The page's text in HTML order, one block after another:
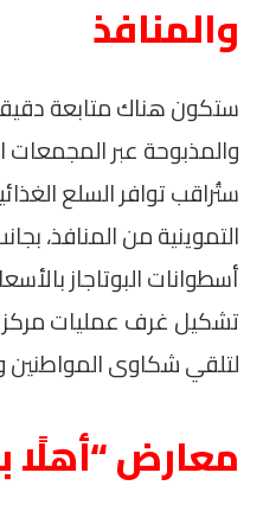
والمنافذ
ستكون هناك متابعة
والمذبوحة عبر المجمعات
ستُراقب توافر السلع
التموينية من المنافذ،
أسطوانات البوتاجاز
تشكيل غرف عمليات
لتلقي شكاوى المواطنين
معارض “أهلًا